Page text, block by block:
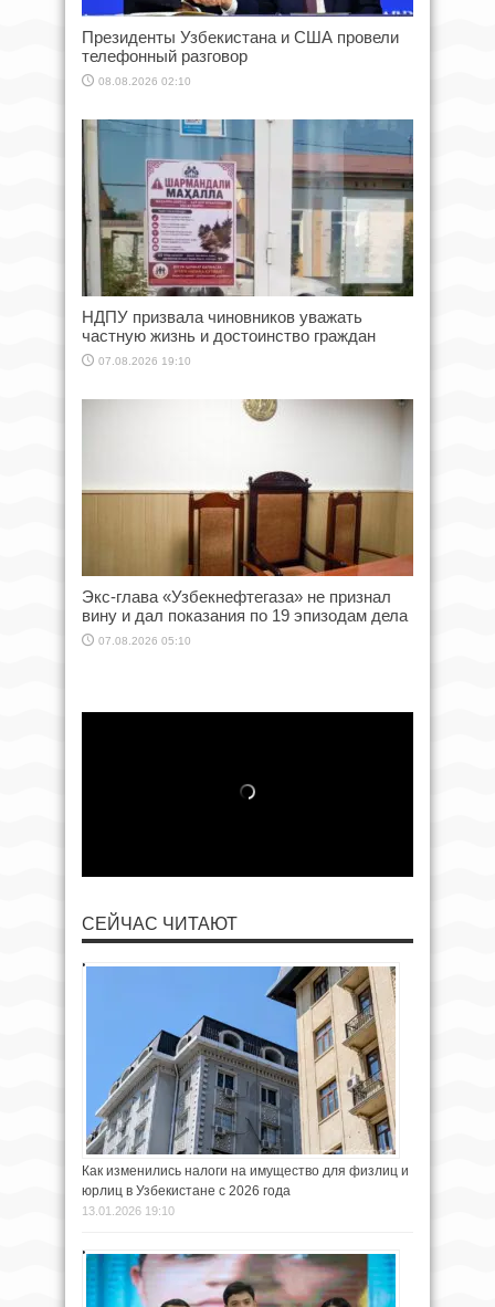
Президенты Узбекистана и США провели
телефонный разговор
08.08.2026 02:10
НДПУ призвала чиновников уважать
частную жизнь и достоинство граждан
07.08.2026 19:10
Экс-глава «Узбекнефтегаза» не признал
вину и дал показания по 19 эпизодам дела
07.08.2026 05:10
СЕЙЧАС ЧИТАЮТ
Как изменились налоги на имущество для физлиц и
юрлиц в Узбекистане с 2026 года
13.01.2026 19:10